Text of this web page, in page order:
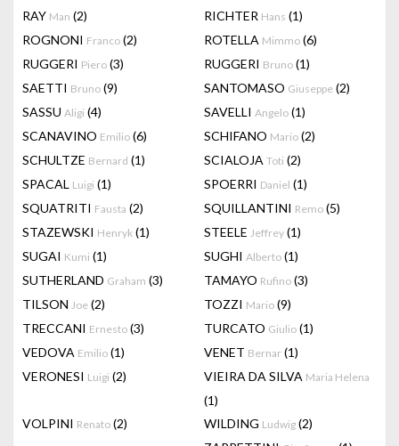
RAY Man (2) RICHTER Hans (1)
ROGNONI Franco (2) ROTELLA Mimmo (6)
RUGGERI Piero (3) RUGGERI Bruno (1)
SAETTI Bruno (9) SANTOMASO Giuseppe (2)
SASSU Aligi (4) SAVELLI Angelo (1)
SCANAVINO Emilio (6) SCHIFANO Mario (2)
SCHULTZE Bernard (1) SCIALOJA Toti (2)
SPACAL Luigi (1) SPOERRI Daniel (1)
SQUATRITI Fausta (2) SQUILLANTINI Remo (5)
STAZEWSKI Henryk (1) STEELE Jeffrey (1)
SUGAI Kumi (1) SUGHI Alberto (1)
SUTHERLAND Graham (3) TAMAYO Rufino (3)
TILSON Joe (2) TOZZI Mario (9)
TRECCANI Ernesto (3) TURCATO Giulio (1)
VEDOVA Emilio (1) VENET Bernar (1)
VERONESI Luigi (2) VIEIRA DA SILVA Maria Helena
(1)
VOLPINI Renato (2) WILDING Ludwig (2)